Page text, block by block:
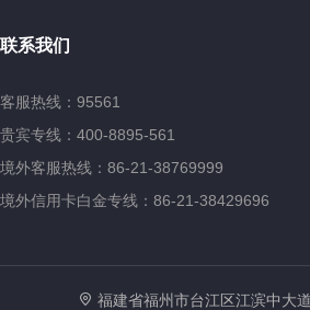
联系我们
客服热线：95561
贵宾专线：400-8895-561
境外客服热线：86-21-38769999
境外信用卡白金专线：86-21-38429696
福建省福州市台江区江滨中大